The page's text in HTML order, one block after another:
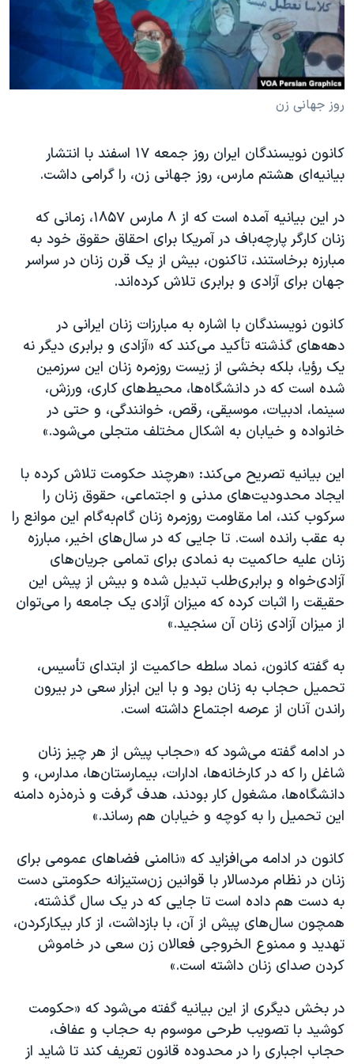
فرهنگ و زندگی
حقوق شهروندی
اقتصادی
علم و فناوری
گالری عکس
آرشیو پخش زنده
مستندها
انتخابات ریاست جمهوری آمریکا ۲۰۲۴
حمله جمهوری اسلامی به اسرائیل
رمز مهسا
اعتراضات زن، زندگی، آزادی
مجموعه مستندهای دادخواهی
تریبونال مردمی آبان ۹۸
دادگاه حمید نوری
چهل سال گروگان‌گیری
اعتراضات مردمی آبان ۹۸
اسرائیل در جنگ
نرگس محمدی برنده جایزه نوبل صلح
همایش محافظه‌کاران آمریکا «سی‌پک»
صفحه‌های ویژه
سفر پرزیدنت ترامپ به چین
دنبال کنید
روز جهانی زن
کانون نویسندگان ایران روز جمعه ۱۷ اسفند با انتشار
بیانیه‌ای هشتم مارس، روز جهانی زن‌، را گرامی داشت.
در این بیانیه آمده است که از ۸ مارس ۱۸۵۷، زمانی که
زنان کارگر پارچه‌باف در آمریکا برای احقاق حقوق خود به
مبارزه برخاستند، تاکنون، بیش از یک قرن زنان در سراسر
جهان برای آزادی و برابری تلاش کرده‌اند.
کانون نویسندگان با اشاره به مبارزات زنان ایرانی در
دهه‌های گذشته تأکید می‌کند که «آزادی و برابری دیگر نه
یک رؤیا، بلکه بخشی از زیست روزمره زنان این سرزمین
شده است که در دانشگاه‌ها، محیط‌های کاری، ورزش،
سینما، ادبیات، موسیقی، رقص، خوانندگی، و حتی در
خانواده و خیابان به اشکال مختلف متجلی می‌شود.»
این بیانیه تصریح می‌کند: «هرچند حکومت تلاش کرده با
ایجاد محدودیت‌های مدنی و اجتماعی، حقوق زنان را
سرکوب کند، اما مقاومت روزمره زنان گام‌به‌گام این موانع را
به عقب رانده است. تا جایی که در سال‌های اخیر، مبارزه
زنان علیه حاکمیت به نمادی برای تمامی جریان‌های
آزادی‌خواه و برابری‌طلب تبدیل شده و بیش از پیش این
حقیقت را اثبات کرده که میزان آزادی یک جامعه را می‌توان
از میزان آزادی زنان آن سنجید.»
به گفته کانون، نماد سلطه‌ حاکمیت از ابتدای تأسیس،
تحمیل حجاب به زنان بود و با این ابزار سعی در بیرون
راندن آنان از عرصه‌ اجتماع داشته است.
در ادامه گفته می‌شود که «حجاب پیش از هر چیز زنان
شاغل را که در کارخانه‌ها، ادارات، بیمارستان‌ها، مدارس، و
دانشگاه‌ها، مشغول کار بودند، هدف گرفت و ذره‌ذره دامنه‌
این تحمیل را به کوچه و خیابان هم رساند.»
کانون در ادامه می‌افزاید که «ناامنی فضاهای عمومی برای
زنان در نظام ‌مردسالار با قوانین زن‌ستیزانه‌ حکومتی دست
به دست هم داده است تا جایی که در یک سال گذشته،
همچون سال‌های پیش از آن، با بازداشت، از کار بیکارکردن،
تهدید و ممنوع الخروجی فعالان زن سعی در خاموش
کردن صدای زنان داشته است.»
در بخش دیگری از این بیانیه گفته می‌شود که «حکومت
کوشید با تصویب طرحی موسوم به حجاب و عفاف،
حجاب اجباری را در محدوده‌ قانون تعریف کند تا شاید از